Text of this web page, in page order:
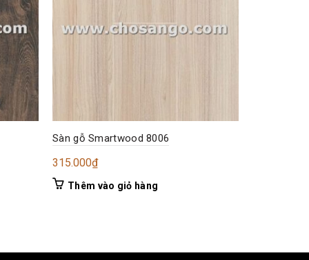
Sàn gỗ Smartwood 8006
315.000₫
Thêm vào giỏ hàng